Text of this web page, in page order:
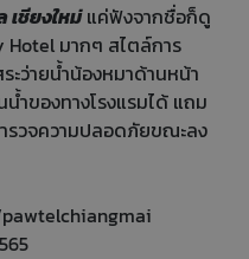
ชียงใหม่ แค่ฟังจากชื่อก็ดู
Hotel มากๆ สไตล์การ
ว่ายน้ำน้องหมาด้านหน้า
ำของทางโรงแรมได้ แถม
วจความปลอดภัยขณะลง